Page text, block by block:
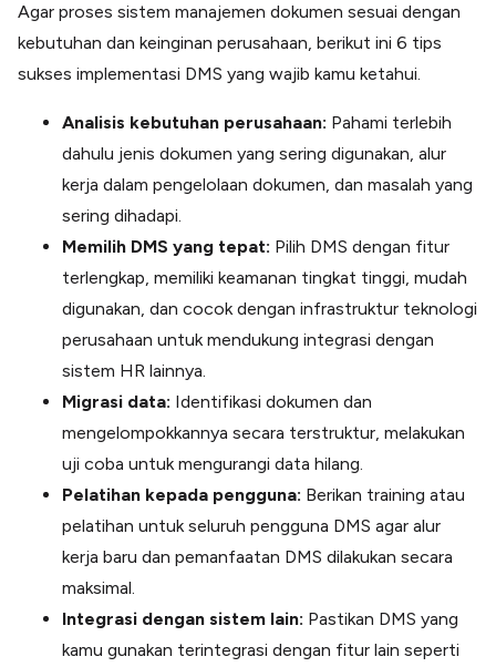
Agar proses sistem manajemen dokumen sesuai dengan
kebutuhan dan keinginan perusahaan, berikut ini 6 tips
sukses implementasi DMS yang wajib kamu ketahui.
Analisis kebutuhan perusahaan: Pahami terlebih
dahulu jenis dokumen yang sering digunakan, alur
kerja dalam pengelolaan dokumen, dan masalah yang
sering dihadapi.
Memilih DMS yang tepat: Pilih DMS dengan fitur
terlengkap, memiliki keamanan tingkat tinggi, mudah
digunakan, dan cocok dengan infrastruktur teknologi
perusahaan untuk mendukung integrasi dengan
sistem HR lainnya.
Migrasi data: Identifikasi dokumen dan
mengelompokkannya secara terstruktur, melakukan
uji coba untuk mengurangi data hilang.
Pelatihan kepada pengguna: Berikan training atau
pelatihan untuk seluruh pengguna DMS agar alur
kerja baru dan pemanfaatan DMS dilakukan secara
maksimal.
Integrasi dengan sistem lain: Pastikan DMS yang
kamu gunakan terintegrasi dengan fitur lain seperti